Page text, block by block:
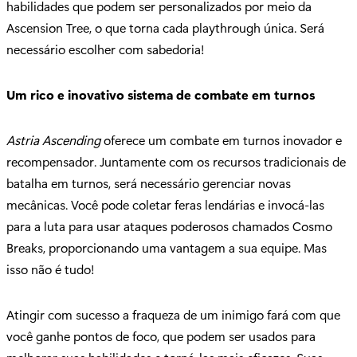
habilidades que podem ser personalizados por meio da
Ascension Tree, o que torna cada playthrough única. Será
necessário escolher com sabedoria!
Um rico e inovativo sistema de combate em turnos
Astria Ascendingoferece um combate em turnos inovador e
recompensador. Juntamente com os recursos tradicionais de
batalha em turnos, será necessário gerenciar novas
mecânicas. Você pode coletar feras lendárias e invocá-las
para a luta para usar ataques poderosos chamados Cosmo
Breaks, proporcionando uma vantagem a sua equipe. Mas
isso não é tudo!
Atingir com sucesso a fraqueza de um inimigo fará com que
você ganhe pontos de foco, que podem ser usados para